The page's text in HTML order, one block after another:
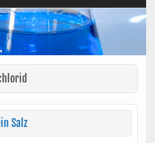
Salz